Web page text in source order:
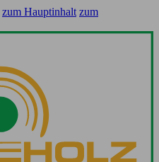
zum Hauptinhalt zum